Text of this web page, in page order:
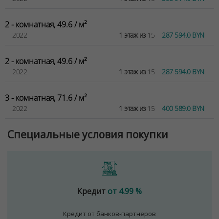
04.09.2025
2 - комнатная, 49.6 / м²
2022 1 этаж из15 287 594.0 BYN
2 - комнатная, 49.6 / м²
2022 1 этаж из15 287 594.0 BYN
3 - комнатная, 71.6 / м²
2022 1 этаж из15 400 589.0 BYN
Специальные условия покупки
Кредит от 4.99 %
Кредит от банков-партнеров